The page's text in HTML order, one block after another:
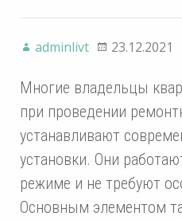
adminlivt 23.12.2021
Многие владельцы
при проведении
устанавливают
установки. Они
режиме и не требуют
Основным элементом